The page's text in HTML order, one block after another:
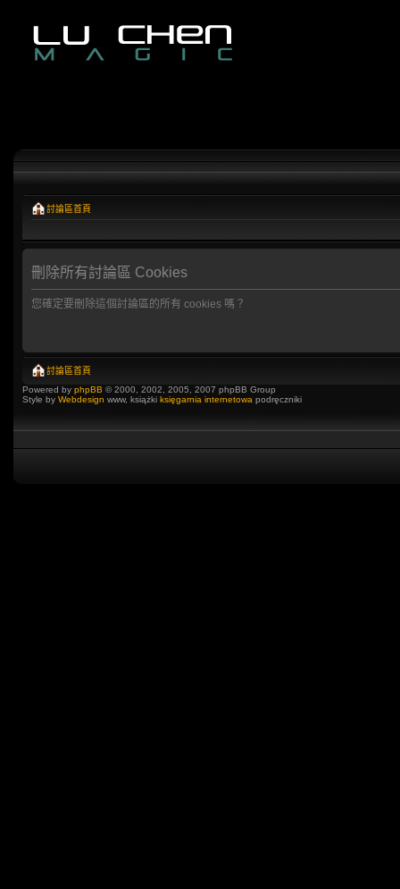
討論區首頁
刪除所有討論區 Cookies
您確定要刪除這個討論區的所有 cookies 嗎？
討論區首頁
Powered by phpBB © 2000, 2002, 2005, 2007 phpBB Group
Style by Webdesign www, książki księgarnia internetowa podręczniki